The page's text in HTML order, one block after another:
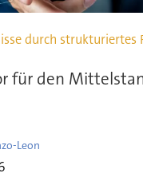
durch strukturiertes
für den
Leon